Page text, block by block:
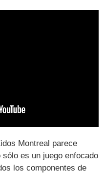
Montreal parece
es un juego enfocado
los componentes de